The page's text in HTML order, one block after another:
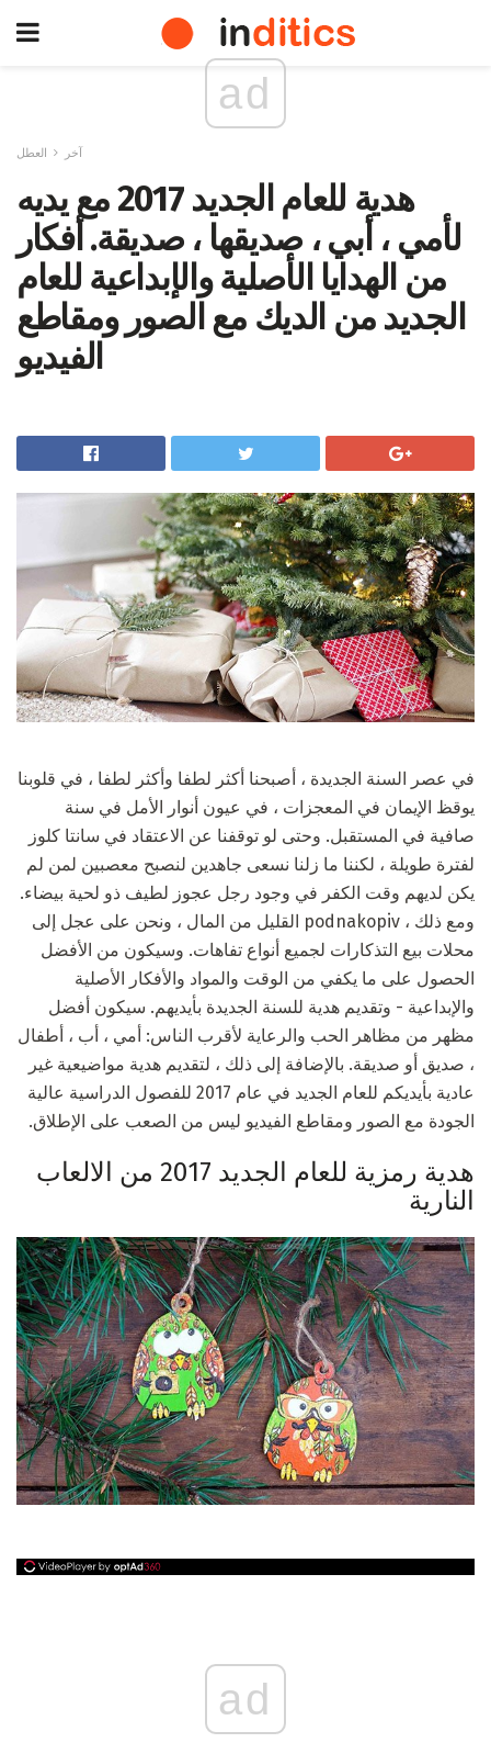
ad
آخر العطل
هدية للعام الجديد 2017 مع يديه
لأمي ، أبي ، صديقها ، صديقة. أفكار
من الهدايا الأصلية والإبداعية للعام
الجديد من الديك مع الصور ومقاطع
الفيديو
في عصر السنة الجديدة ، أصبحنا أكثر لطفا وأكثر لطفا ، في قلوبنا
يوقظ الإيمان في المعجزات ، في عيون أنوار الأمل في سنة
صافية في المستقبل. وحتى لو توقفنا عن الاعتقاد في سانتا كلوز
لفترة طويلة ، لكننا ما زلنا نسعى جاهدين لنصبح معصبين لمن لم
يكن لديهم وقت الكفر في وجود رجل عجوز لطيف ذو لحية بيضاء.
ومع ذلك ، podnakopiv القليل من المال ، ونحن على عجل إلى
محلات بيع التذكارات لجميع أنواع تفاهات. وسيكون من الأفضل
الحصول على ما يكفي من الوقت والمواد والأفكار الأصلية
والإبداعية - وتقديم هدية للسنة الجديدة بأيديهم. سيكون أفضل
مظهر من مظاهر الحب والرعاية لأقرب الناس: أمي ، أب ، أطفال
، صديق أو صديقة. بالإضافة إلى ذلك ، لتقديم هدية مواضيعية غير
عادية بأيديكم للعام الجديد في عام 2017 للفصول الدراسية عالية
الجودة مع الصور ومقاطع الفيديو ليس من الصعب على الإطلاق.
هدية رمزية للعام الجديد 2017 من الالعاب
النارية
ad